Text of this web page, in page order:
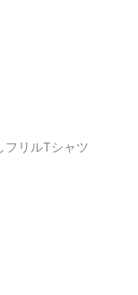
フリルTシャツ